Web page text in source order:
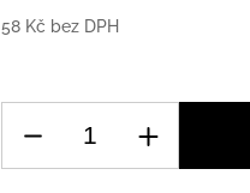
58 Kč bez DPH